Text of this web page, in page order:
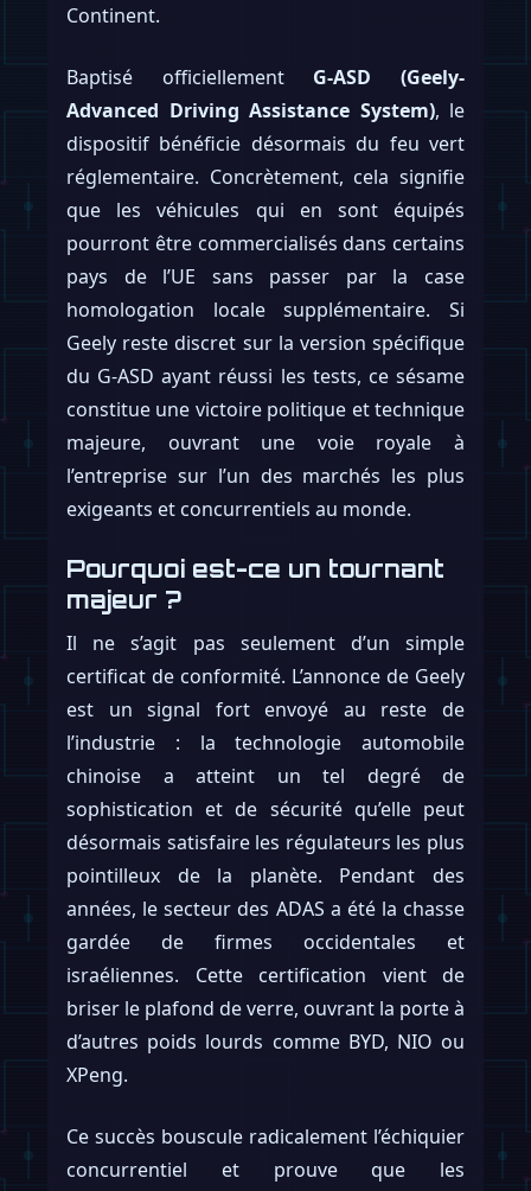
Continent.
Baptisé officiellement G-ASD (Geely-
Advanced Driving Assistance System), le
dispositif bénéficie désormais du feu vert
réglementaire. Concrètement, cela signifie
que les véhicules qui en sont équipés
pourront être commercialisés dans certains
pays de l’UE sans passer par la case
homologation locale supplémentaire. Si
Geely reste discret sur la version spécifique
du G-ASD ayant réussi les tests, ce sésame
constitue une victoire politique et technique
majeure, ouvrant une voie royale à
l’entreprise sur l’un des marchés les plus
exigeants et concurrentiels au monde.
Pourquoi est-ce un tournant
majeur ?
Il ne s’agit pas seulement d’un simple
certificat de conformité. L’annonce de Geely
est un signal fort envoyé au reste de
l’industrie : la technologie automobile
chinoise a atteint un tel degré de
sophistication et de sécurité qu’elle peut
désormais satisfaire les régulateurs les plus
pointilleux de la planète. Pendant des
années, le secteur des ADAS a été la chasse
gardée de firmes occidentales et
israéliennes. Cette certification vient de
briser le plafond de verre, ouvrant la porte à
d’autres poids lourds comme BYD, NIO ou
XPeng.
Ce succès bouscule radicalement l’échiquier
concurrentiel et prouve que les